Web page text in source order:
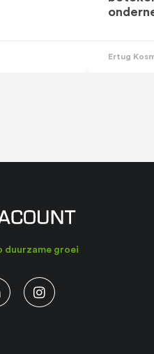
Ertug
duurzame groei